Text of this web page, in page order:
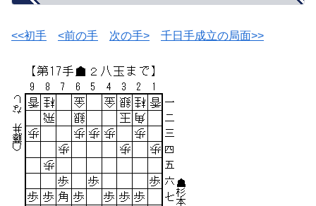
<<初手 <前の手 次の手> 千日手成立の局面>>